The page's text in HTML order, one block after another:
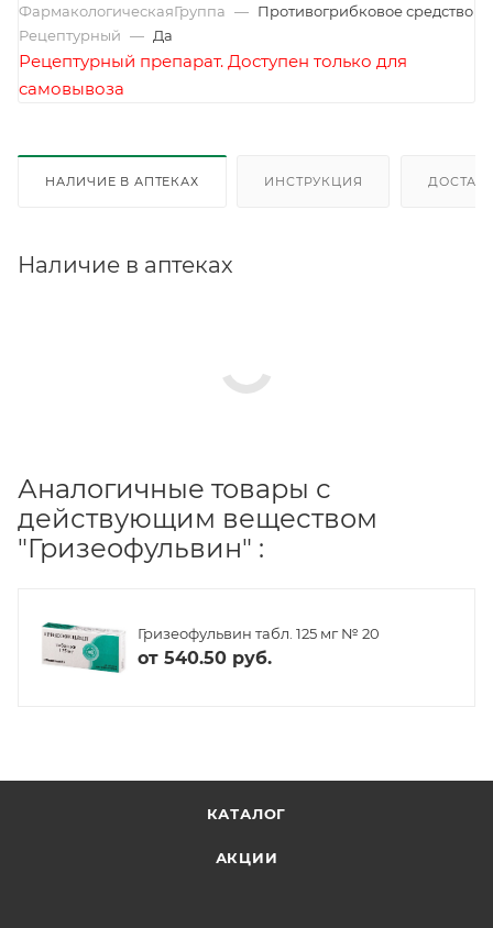
ФармакологическаяГруппа — Противогрибковое средство
Рецептурный — Да
Рецептурный препарат. Доступен только для
самовывоза
НАЛИЧИЕ В АПТЕКАХ ИНСТРУКЦИЯ
Наличие в аптеках
Аналогичные товары с
действующим веществом
"Гризеофульвин" :
Гризеофульвин табл. 125 мг № 20
от 540.50 руб.
КАТАЛОГ
АКЦИИ